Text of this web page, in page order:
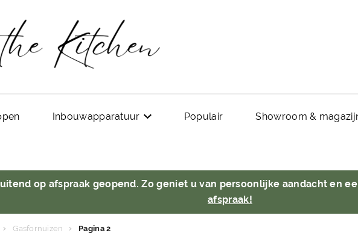
Inbouwapparatuur Populair Showroom &
op afspraak geopend. Zo geniet u van persoonlijke aandacht en
afspraak!
Gasfornuizen Pagina 2